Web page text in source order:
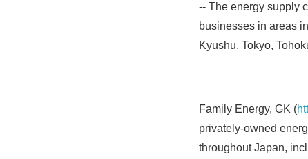
-- The energy supply
businesses in areas
Kyushu, Tokyo,
Family Energy, GK (
privately-owned
throughout Japan,